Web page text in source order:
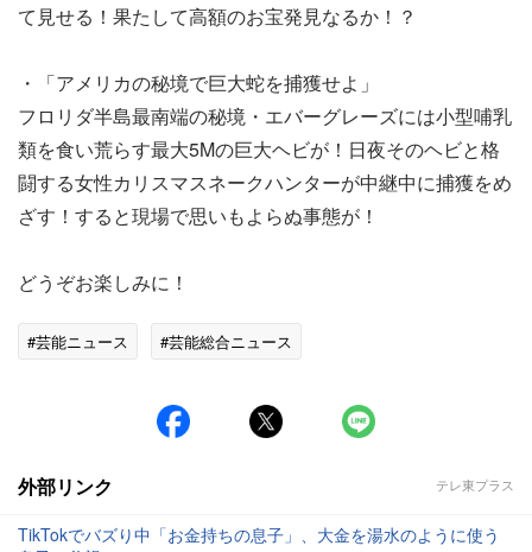
て見せる！果たして高額のお宝発見なるか！？
・「アメリカの秘境で巨大蛇を捕獲せよ」
フロリダ半島最南端の秘境・エバーグレーズには小型哺乳
類を食い荒らす最大5Mの巨大ヘビが！日夜そのヘビと格
闘する女性カリスマスネークハンターが中継中に捕獲をめ
ざす！すると現場で思いもよらぬ事態が！
どうぞお楽しみに！
#芸能ニュース #芸能総合ニュース
外部リンク テレ東プラス
TikTokでバズり中「お金持ちの息子」、大金を湯水のように使う